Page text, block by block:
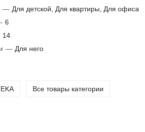
— Для детской, Для квартиры, Для офиса
6
14
— Для него
Все товары категории